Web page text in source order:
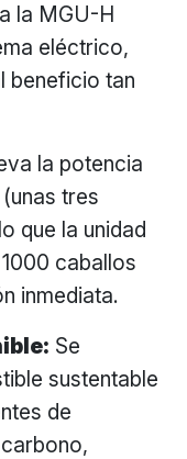
la MGU-H
eléctrico,
beneficio tan
la potencia
tres
que la unidad
caballos
inmediata.
Se
sustentable
de